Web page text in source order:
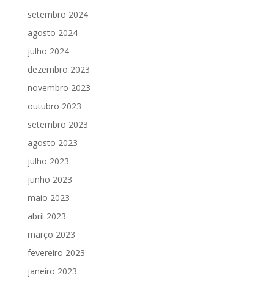
setembro 2024
agosto 2024
julho 2024
dezembro 2023
novembro 2023
outubro 2023
setembro 2023
agosto 2023
julho 2023
junho 2023
maio 2023
abril 2023
março 2023
fevereiro 2023
janeiro 2023